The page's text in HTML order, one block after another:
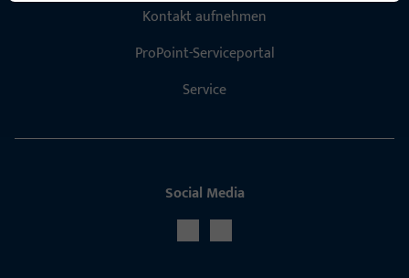
Kontakt aufnehmen
ProPoint-Serviceportal
Service
Social Media